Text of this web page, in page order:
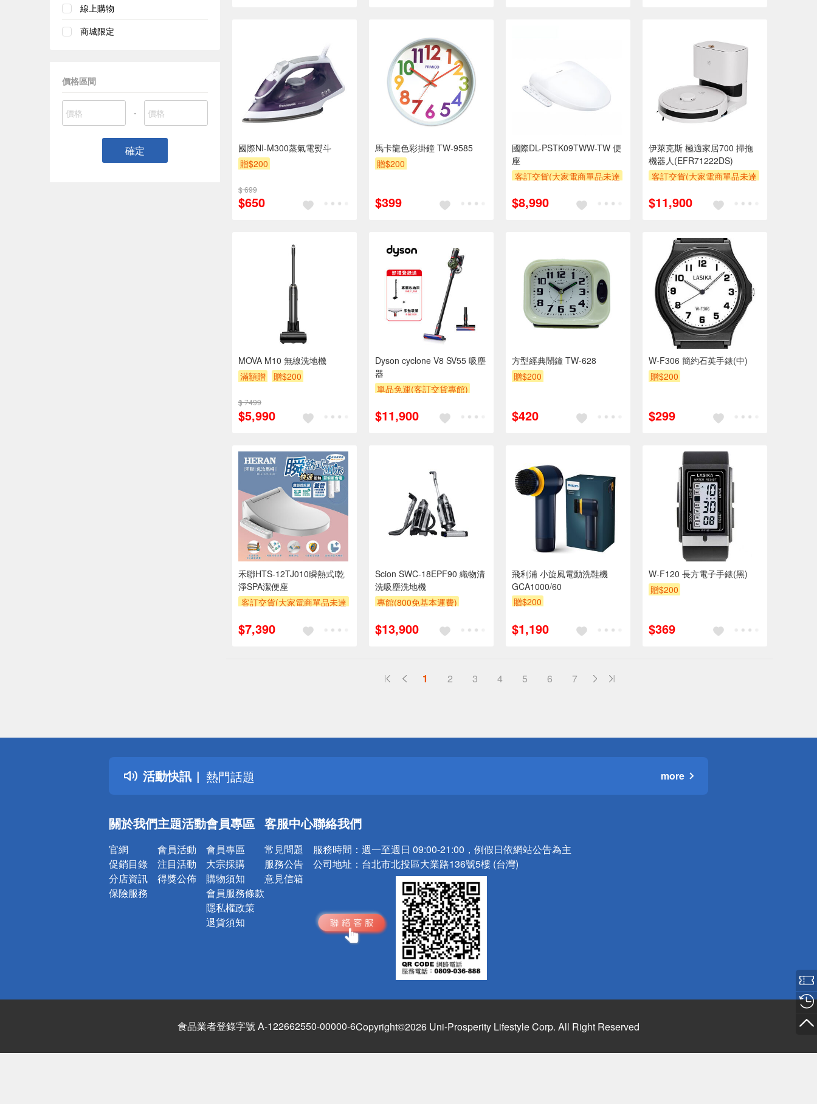
線上購物
商城限定
價格區間
-
確定
國際NI-M300蒸氣電熨斗
贈$200
$ 699
$650
馬卡龍色彩掛鐘 TW-9585
贈$200
$399
國際DL-PSTK09TWW-TW 便
座
客訂交貨(大家電商單品未達
安裝跨區費另計,實際收費以
$8,990
伊萊克斯 極適家居700 掃拖
機器人(EFR71222DS)
客訂交貨(大家電商單品未達
安裝跨區費另計,實際收費以
$11,900
MOVA M10 無線洗地機
滿額贈
贈$200
$ 7499
$5,990
Dyson cyclone V8 SV55 吸塵
器
單品免運(客訂交貨專館)
$11,900
方型經典鬧鐘 TW-628
贈$200
$420
W-F306 簡約石英手錶(中)
贈$200
$299
禾聯HTS-12TJ010瞬熱式i乾
淨SPA潔便座
客訂交貨(大家電商單品未達
安裝跨區費另計,實際收費以
$7,390
Scion SWC-18EPF90 織物清
洗吸塵洗地機
專館(800免基本運費)
$13,900
飛利浦 小旋風電動洗鞋機
GCA1000/60
贈$200
$1,190
W-F120 長方電子手錶(黑)
贈$200
$369
1 2 3 4 5 6 7
活動快訊
詐騙網頁！請小心！
得獎公告
熱門話題
銀行優惠
詐騙網頁！請小心！
more
關於我們
官網
促銷目錄
分店資訊
保險服務
主題活動
會員活動
注目活動
得獎公佈
會員專區
會員專區
大宗採購
購物須知
會員服務條款
隱私權政策
退貨須知
客服中心
常見問題
服務公告
意見信箱
聯絡我們
服務時間： 週一至週日 09:00-21:00，例假日依網站公告為主
公司地址： 台北市北投區大業路136號5樓 (台灣)
食品業者登錄字號 A-122662550-00000-6Copyright©2026 Uni-Prosperity Lifestyle Corp. All Right Reserved